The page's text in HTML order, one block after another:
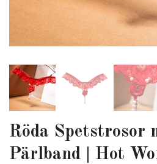
Röda Spetstrosor
Pärlband | Hot